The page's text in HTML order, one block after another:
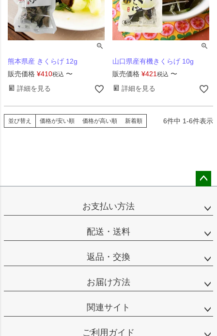
熊本県産 きくらげ 12g
販売価格 ¥410税込 〜
詳細を見る
山口県産有機きくらげ 10g
販売価格 ¥421税込 〜
詳細を見る
並び替え 価格が安い順 価格が高い順 新着順 6件中 1-6件表示
ップ
お支払い方法
配送・送料
返品・交換
お届け方法
関連サイト
ご利用ガイド